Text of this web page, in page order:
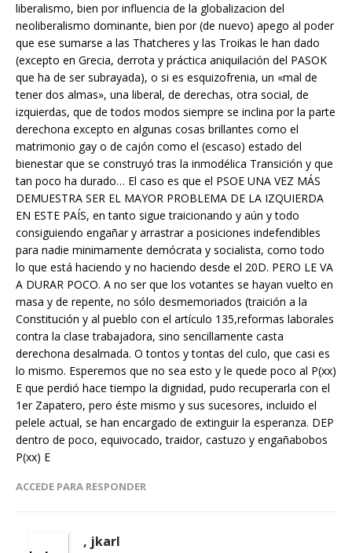
liberalismo, bien por influencia de la globalizacion del
neoliberalismo dominante, bien por (de nuevo) apego al poder
que ese sumarse a las Thatcheres y las Troikas le han dado
(excepto en Grecia, derrota y práctica aniquilación del PASOK
que ha de ser subrayada), o si es esquizofrenia, un «mal de
tener dos almas», una liberal, de derechas, otra social, de
izquierdas, que de todos modos siempre se inclina por la parte
derechona excepto en algunas cosas brillantes como el
matrimonio gay o de cajón como el (escaso) estado del
bienestar que se construyó tras la inmodélica Transición y que
tan poco ha durado… El caso es que el PSOE UNA VEZ MÁS
DEMUESTRA SER EL MAYOR PROBLEMA DE LA IZQUIERDA
EN ESTE PAÍS, en tanto sigue traicionando y aún y todo
consiguiendo engañar y arrastrar a posiciones indefendibles
para nadie minimamente demócrata y socialista, como todo
lo que está haciendo y no haciendo desde el 20D. PERO LE VA
A DURAR POCO. A no ser que los votantes se hayan vuelto en
masa y de repente, no sólo desmemoriados (traición a la
Constitución y al pueblo con el artículo 135,reformas laborales
contra la clase trabajadora, sino sencillamente casta
derechona desalmada. O tontos y tontas del culo, que casi es
lo mismo. Esperemos que no sea esto y le quede poco al P(xx)
E que perdió hace tiempo la dignidad, pudo recuperarla con el
1er Zapatero, pero éste mismo y sus sucesores, incluido el
pelele actual, se han encargado de extinguir la esperanza. DEP
dentro de poco, equivocado, traidor, castuzo y engañabobos
P(xx) E
ACCEDE PARA RESPONDER
, jkarl